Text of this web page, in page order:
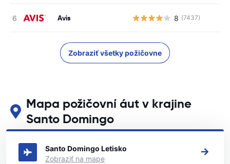
Avis 8 (7437)
Zobraziť všetky požičovne
Mapa požičovní áut v krajine
Santo Domingo
Pozrite si naše hlavné požičovne áut v krajine Santo Domingo
Santo Domingo Letisko
Zobraziť na mape